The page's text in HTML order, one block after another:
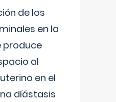
de los
en la
produce
al
en el
díástasis